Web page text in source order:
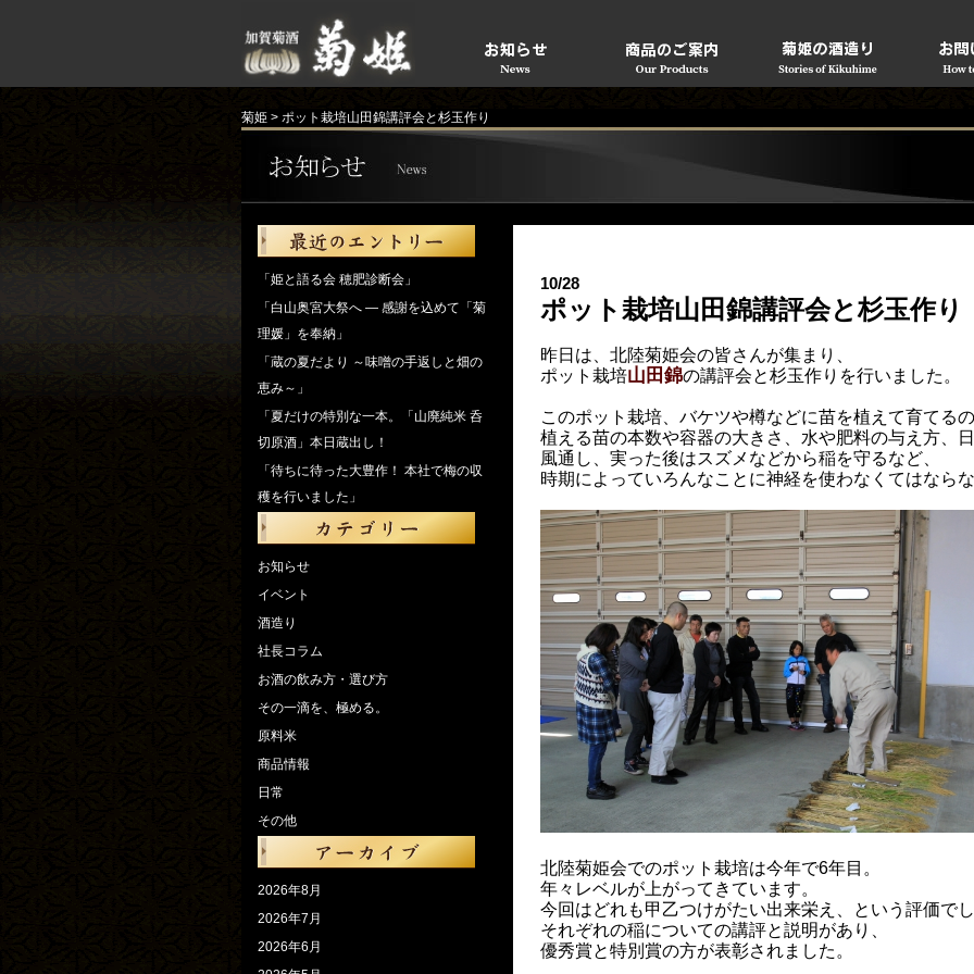
菊姫 > ポット栽培山田錦講評会と杉玉作り
10/28
ポット栽培山田錦講評会と杉玉作り
昨日は、北陸菊姫会の皆さんが集まり、
ポット栽培山田錦の講評会と杉玉作りを行いました。
このポット栽培、バケツや樽などに苗を植えて育てる
植える苗の本数や容器の大きさ、水や肥料の与え方、
風通し、実った後はスズメなどから稲を守るなど、
時期によっていろんなことに神経を使わなくてはなら
北陸菊姫会でのポット栽培は今年で6年目。
年々レベルが上がってきています。
今回はどれも甲乙つけがたい出来栄え、という評価で
それぞれの稲についての講評と説明があり、
優秀賞と特別賞の方が表彰されました。
「姫と語る会 穂肥診断会」
「白山奥宮大祭へ ― 感謝を込めて「菊
理媛」を奉納」
「蔵の夏だより ～味噌の手返しと畑の
恵み～」
「夏だけの特別な一本。「山廃純米 呑
切原酒」本日蔵出し！
「待ちに待った大豊作！ 本社で梅の収
穫を行いました」
お知らせ
イベント
酒造り
社長コラム
お酒の飲み方・選び方
その一滴を、極める。
原料米
商品情報
日常
その他
2026年8月
2026年7月
2026年6月